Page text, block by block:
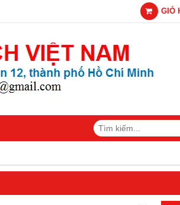
GIỎ